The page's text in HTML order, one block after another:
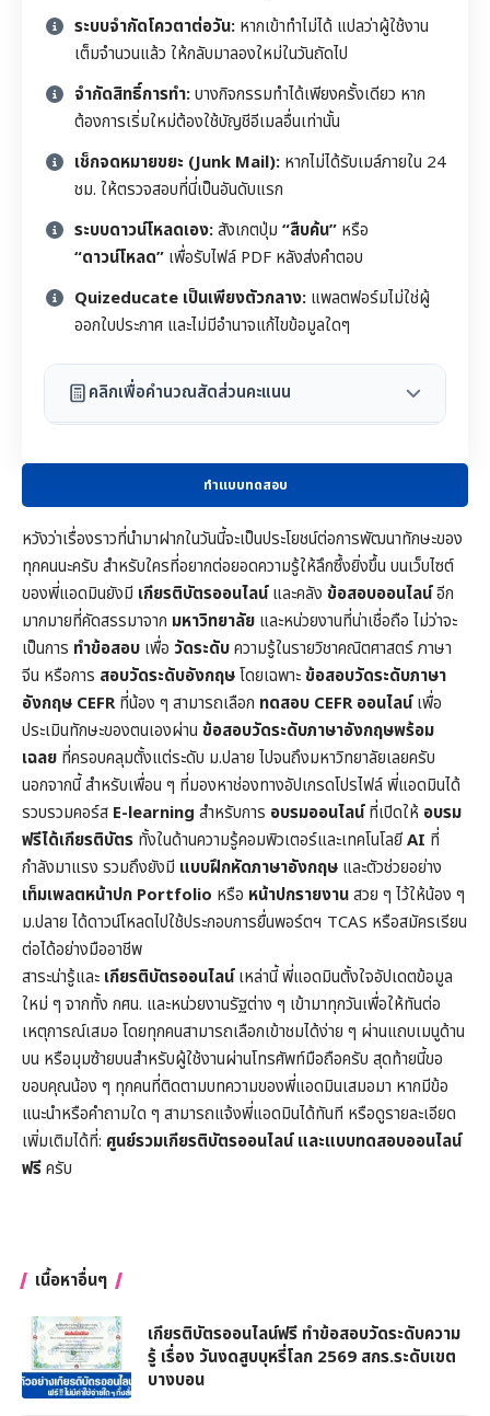
ระบบจำกัดโควตาต่อวัน: หากเข้าทำไม่ได้ แปลว่าผู้ใช้งาน
เต็มจำนวนแล้ว ให้กลับมาลองใหม่ในวันถัดไป
จำกัดสิทธิ์การทำ:บางกิจกรรมทำได้เพียงครั้งเดียว หาก
ต้องการเริ่มใหม่ต้องใช้บัญชีอีเมลอื่นเท่านั้น
เช็กจดหมายขยะ (Junk Mail): หากไม่ได้รับเมล์ภายใน 24
ชม. ให้ตรวจสอบที่นี่เป็นอันดับแรก
ระบบดาวน์โหลดเอง:สังเกตปุ่ม “สืบค้น” หรือ
“ดาวน์โหลด” เพื่อรับไฟล์ PDF หลังส่งคำตอบ
Quizeducate เป็นเพียงตัวกลาง: แพลตฟอร์มไม่ใช่ผู้
ออกใบประกาศ และไม่มีอำนาจแก้ไขข้อมูลใดๆ
คลิกเพื่อคำนวณสัดส่วนคะแนน
ทำแบบทดสอบ
หวังว่าเรื่องราวที่นำมาฝากในวันนี้จะเป็นประโยชน์ต่อการพัฒนาทักษะของ
ทุกคนนะครับ สำหรับใครที่อยากต่อยอดความรู้ให้ลึกซึ้งยิ่งขึ้น บนเว็บไซต์
ของพี่แอดมินยังมี เกียรติบัตรออนไลน์และคลัง ข้อสอบออนไลน์อีก
มากมายที่คัดสรรมาจาก มหาวิทยาลัย และหน่วยงานที่น่าเชื่อถือ ไม่ว่าจะ
เป็นการ ทำข้อสอบ เพื่อ วัดระดับความรู้ในรายวิชาคณิตศาสตร์ภาษา
จีน หรือการ สอบวัดระดับอังกฤษโดยเฉพาะข้อสอบวัดระดับภาษา
อังกฤษ CEFRที่น้อง ๆ สามารถเลือก ทดสอบ CEFR ออนไลน์เพื่อ
ประเมินทักษะของตนเองผ่าน ข้อสอบวัดระดับภาษาอังกฤษพร้อม
เฉลย ที่ครอบคลุมตั้งแต่ระดับ ม.ปลาย ไปจนถึงมหาวิทยาลัยเลยครับ
นอกจากนี้ สำหรับเพื่อน ๆ ที่มองหาช่องทางอัปเกรดโปรไฟล์ พี่แอดมินได้
รวบรวมคอร์ส E-learning สำหรับการ อบรมออนไลน์ที่เปิดให้ อบรม
ฟรีได้เกียรติบัตร ทั้งในด้านความรู้คอมพิวเตอร์และเทคโนโลยีAI ที่
กำลังมาแรง รวมถึงยังมี แบบฝึกหัดภาษาอังกฤษ และตัวช่วยอย่าง
เท็มเพลตหน้าปก Portfolio หรือ หน้าปกรายงานสวย ๆ ไว้ให้น้อง ๆ
ม.ปลาย ได้ดาวน์โหลดไปใช้ประกอบการยื่นพอร์ตฯ TCAS หรือสมัครเรียน
ต่อได้อย่างมืออาชีพ
สาระน่ารู้และ เกียรติบัตรออนไลน์เหล่านี้ พี่แอดมินตั้งใจอัปเดตข้อมูล
ใหม่ ๆ จากทั้ง กศน. และหน่วยงานรัฐต่าง ๆ เข้ามาทุกวันเพื่อให้ทันต่อ
เหตุการณ์เสมอ โดยทุกคนสามารถเลือกเข้าชมได้ง่าย ๆ ผ่านแถบเมนูด้าน
บน หรือมุมซ้ายบนสำหรับผู้ใช้งานผ่านโทรศัพท์มือถือครับ สุดท้ายนี้ขอ
ขอบคุณน้อง ๆ ทุกคนที่ติดตามบทความของพี่แอดมินเสมอมา หากมีข้อ
แนะนำหรือคำถามใด ๆ สามารถแจ้งพี่แอดมินได้ทันที หรือดูรายละเอียด
เพิ่มเติมได้ที่: ศูนย์รวมเกียรติบัตรออนไลน์ และแบบทดสอบออนไลน์
ฟรีครับ
เนื้อหาอื่นๆ
เกียรติบัตรออนไลน์ฟรี ทำข้อสอบวัดระดับความ
รู้ เรื่อง วันงดสูบบุหรี่โลก 2569 สกร.ระดับเขต
บางบอน